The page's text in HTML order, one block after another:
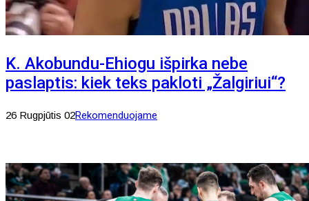
K. Akobundu-Ehiogu išpirka nebe
paslaptis: kiek teks pakloti „Žalgiriui“?
26 Rugpjūtis 02Rekomenduojame